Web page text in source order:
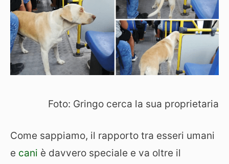
Foto: Gringo cerca la sua proprietaria
Come sappiamo, il rapporto tra esseri umani
e cani è davvero speciale e va oltre il